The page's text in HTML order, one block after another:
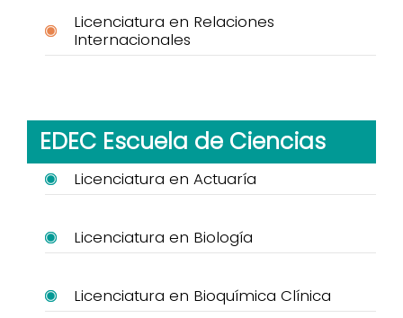
Licenciatura en Relaciones
Internacionales
EDEC Escuela de Ciencias
Licenciatura en Actuaría
Licenciatura en Biología
Licenciatura en Bioquímica Clínica